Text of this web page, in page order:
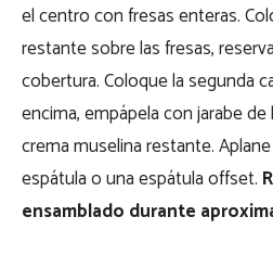
el centro con fresas enteras.
restante sobre las fresas,
cobertura. Coloque la segunda
encima, empápela con jarabe
crema muselina restante.
espátula o una espátula offset.
ensamblado durante